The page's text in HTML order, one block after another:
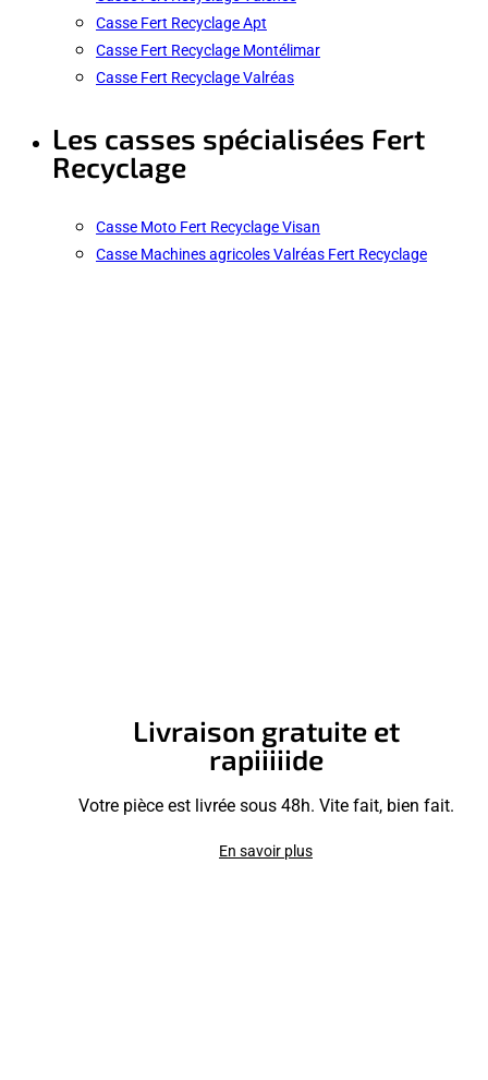
Casse Fert Recyclage Apt
Casse Fert Recyclage Montélimar
Casse Fert Recyclage Valréas
Les casses spécialisées Fert
Recyclage
Casse Moto Fert Recyclage Visan
Casse Machines agricoles Valréas Fert Recyclage
Livraison gratuite et
rapiiiiide
Votre pièce est livrée sous 48h. Vite fait, bien fait.
En savoir plus